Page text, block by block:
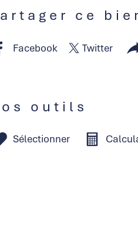
Partager ce
Facebook Twitter
Nos outils
Sélectionner